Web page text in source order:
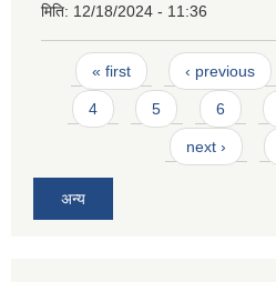
मिति: 12/18/2024 - 11:36
Pages
« first ‹ previous
4 5 6
next ›
अन्य